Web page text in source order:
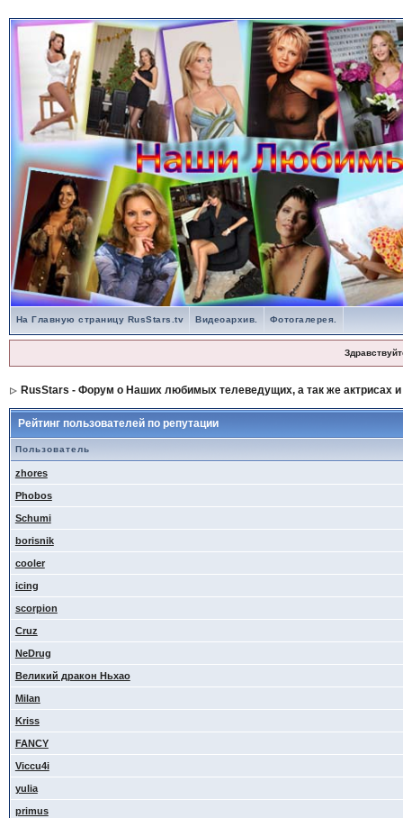
На Главную страницу RusStars.tv Видеоархив. Фотогалерея.
RusStars - Форум о Наших любимых телеведущих, а так же актрисах и
Рейтинг пользователей по репутации
Пользователь
zhores
Phobos
Schumi
borisnik
cooler
icing
scorpion
Cruz
NeDrug
Великий дракон Ньхао
Milan
Kriss
FANCY
Viccu4i
yulia
primus